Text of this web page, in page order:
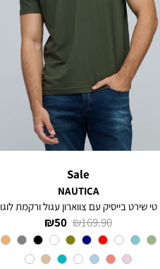
Sale
NAUTICA
טי שירט בייסיק עם צווארון עגול ורקמת לוגו
מחיר
מוצר
50 ₪
מחיר
רגיל
169.90 ₪
צבע
Olive